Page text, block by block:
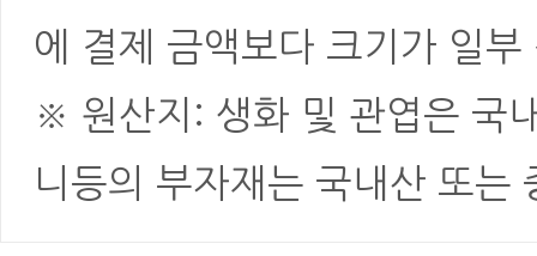
에 결제 금액보다 크기가 일
※ 원산지: 생화 및 관엽은 국
니등의 부자재는 국내산 또는